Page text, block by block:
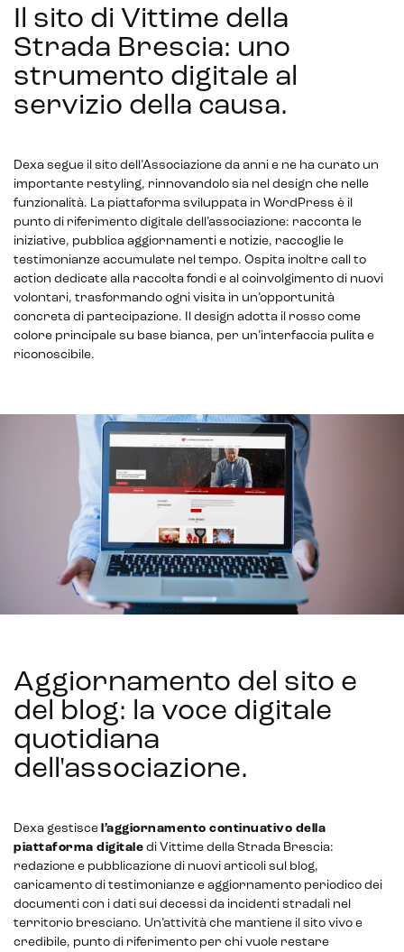
Il sito di Vittime della
Strada Brescia: uno
strumento digitale al
servizio della causa.
Dexa segue il sito dell’Associazione da anni e ne ha curato un
importante restyling, rinnovandolo sia nel design che nelle
funzionalità. La piattaforma sviluppata in WordPress è il
punto di riferimento digitale dell’associazione: racconta le
iniziative, pubblica aggiornamenti e notizie, raccoglie le
testimonianze accumulate nel tempo. Ospita inoltre call to
action dedicate alla raccolta fondi e al coinvolgimento di nuovi
volontari, trasformando ogni visita in un’opportunità
concreta di partecipazione. Il design adotta il rosso come
colore principale su base bianca, per un’interfaccia pulita e
riconoscibile.
Aggiornamento del sito e
del blog: la voce digitale
quotidiana
dell'associazione.
Dexa gestisce l’aggiornamento continuativo della
piattaforma digitale di Vittime della Strada Brescia:
redazione e pubblicazione di nuovi articoli sul blog,
caricamento di testimonianze e aggiornamento periodico dei
documenti con i dati sui decessi da incidenti stradali nel
territorio bresciano. Un’attività che mantiene il sito vivo e
credibile, punto di riferimento per chi vuole restare